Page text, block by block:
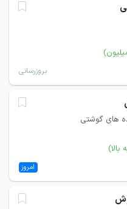
بروزرسانی
های گوشتی
امروز